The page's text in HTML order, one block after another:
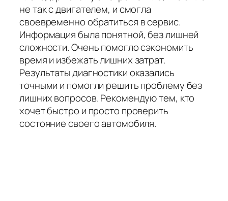
не так с двигателем, и смогла
своевременно обратиться в сервис.
Информация была понятной, без лишней
сложности. Очень помогло сэкономить
время и избежать лишних затрат.
Результаты диагностики оказались
точными и помогли решить проблему без
лишних вопросов. Рекомендую тем, кто
хочет быстро и просто проверить
состояние своего автомобиля.